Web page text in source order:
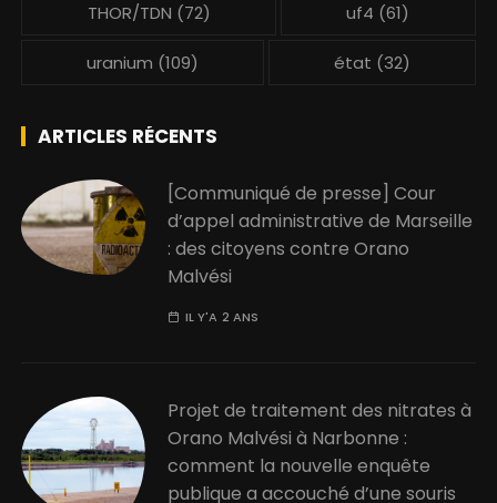
THOR/TDN (72) uf4 (61)
uranium (109) état (32)
ARTICLES RÉCENTS
[Communiqué de presse] Cour
d’appel administrative de Marseille
: des citoyens contre Orano
Malvési
IL Y'A 2 ANS
Projet de traitement des nitrates à
Orano Malvési à Narbonne :
comment la nouvelle enquête
publique a accouché d’une souris